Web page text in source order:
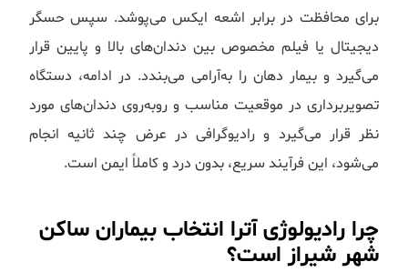
برای محافظت در برابر اشعه ایکس می‌پوشد. سپس حسگر
دیجیتال یا فیلم مخصوص بین دندان‌های بالا و پایین قرار
می‌گیرد و بیمار دهان را به‌آرامی می‌بندد. در ادامه، دستگاه
تصویربرداری در موقعیت مناسب و روبه‌روی دندان‌های مورد
نظر قرار می‌گیرد و رادیوگرافی در عرض چند ثانیه انجام
می‌شود، این فرآیند سریع، بدون درد و کاملاً ایمن است.
چرا رادیولوژی آترا انتخاب بیماران ساکن
شهر شیراز است؟